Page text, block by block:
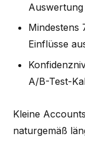
Auswertung
Mindestens
Einflüsse
A/B-Test-
Kleine
naturgemäß